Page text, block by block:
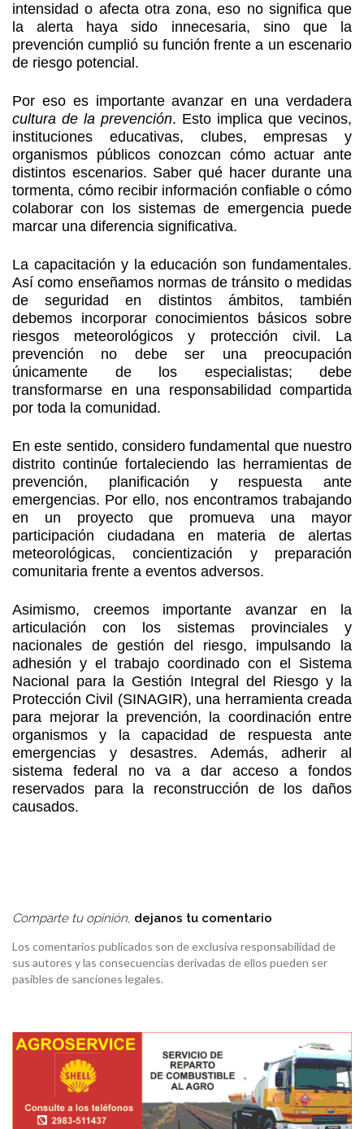
intensidad o afecta otra zona, eso no significa que
la alerta haya sido innecesaria, sino que la
prevención cumplió su función frente a un escenario
de riesgo potencial.
Por eso es importante avanzar en una verdadera
cultura de la prevención. Esto implica que vecinos,
instituciones educativas, clubes, empresas y
organismos públicos conozcan cómo actuar ante
distintos escenarios. Saber qué hacer durante una
tormenta, cómo recibir información confiable o cómo
colaborar con los sistemas de emergencia puede
marcar una diferencia significativa.
La capacitación y la educación son fundamentales.
Así como enseñamos normas de tránsito o medidas
de seguridad en distintos ámbitos, también
debemos incorporar conocimientos básicos sobre
riesgos meteorológicos y protección civil. La
prevención no debe ser una preocupación
únicamente de los especialistas; debe
transformarse en una responsabilidad compartida
por toda la comunidad.
En este sentido, considero fundamental que nuestro
distrito continúe fortaleciendo las herramientas de
prevención, planificación y respuesta ante
emergencias. Por ello, nos encontramos trabajando
en un proyecto que promueva una mayor
participación ciudadana en materia de alertas
meteorológicas, concientización y preparación
comunitaria frente a eventos adversos.
Asimismo, creemos importante avanzar en la
articulación con los sistemas provinciales y
nacionales de gestión del riesgo, impulsando la
adhesión y el trabajo coordinado con el Sistema
Nacional para la Gestión Integral del Riesgo y la
Protección Civil (SINAGIR), una herramienta creada
para mejorar la prevención, la coordinación entre
organismos y la capacidad de respuesta ante
emergencias y desastres. Además, adherir al
sistema federal no va a dar acceso a fondos
reservados para la reconstrucción de los daños
causados.
Comparte tu opinión, dejanos tu comentario
Los comentarios publicados son de exclusiva responsabilidad de
sus autores y las consecuencias derivadas de ellos pueden ser
pasibles de sanciones legales.